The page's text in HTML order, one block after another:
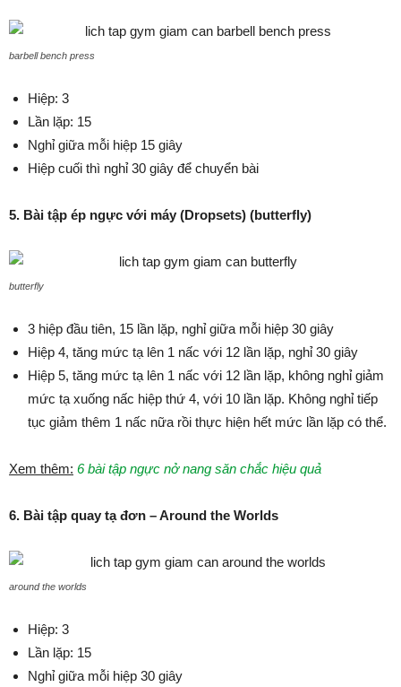
barbell bench press
Hiệp: 3
Lần lặp: 15
Nghỉ giữa mỗi hiệp 15 giây
Hiệp cuối thì nghỉ 30 giây để chuyển bài
5. Bài tập ép ngực với máy (Dropsets) (butterfly)
butterfly
3 hiệp đầu tiên, 15 lần lặp, nghỉ giữa mỗi hiệp 30 giây
Hiệp 4, tăng mức tạ lên 1 nấc với 12 lần lặp, nghỉ 30 giây
Hiệp 5, tăng mức tạ lên 1 nấc với 12 lần lặp, không nghỉ giảm
mức tạ xuống nấc hiệp thứ 4, với 10 lần lặp. Không nghỉ tiếp
tục giảm thêm 1 nấc nữa rồi thực hiện hết mức lần lặp có thể.
Xem thêm: 6 bài tập ngực nở nang săn chắc hiệu quả
6. Bài tập quay tạ đơn – Around the Worlds
around the worlds
Hiệp: 3
Lần lặp: 15
Nghỉ giữa mỗi hiệp 30 giây